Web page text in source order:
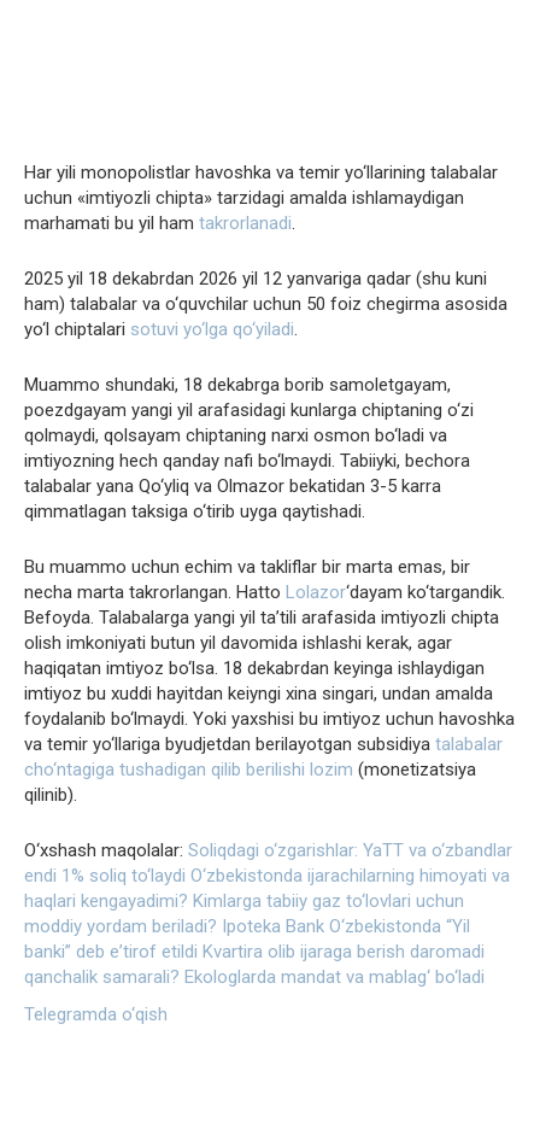
Har yili monopolistlar havoshka va temir yo‘llarining talabalar
uchun «imtiyozli chipta» tarzidagi amalda ishlamaydigan
marhamati bu yil ham takrorlanadi.
2025 yil 18 dekabrdan 2026 yil 12 yanvariga qadar (shu kuni
ham) talabalar va o‘quvchilar uchun 50 foiz chegirma asosida
yo‘l chiptalari sotuvi yo‘lga qo‘yiladi.
Muammo shundaki, 18 dekabrga borib samoletgayam,
poezdgayam yangi yil arafasidagi kunlarga chiptaning o‘zi
qolmaydi, qolsayam chiptaning narxi osmon bo‘ladi va
imtiyozning hech qanday nafi bo‘lmaydi. Tabiiyki, bechora
talabalar yana Qo‘yliq va Olmazor bekatidan 3-5 karra
qimmatlagan taksiga o‘tirib uyga qaytishadi.
Bu muammo uchun echim va takliflar bir marta emas, bir
necha marta takrorlangan. Hatto Lolazor‘dayam ko‘targandik.
Befoyda. Talabalarga yangi yil ta’tili arafasida imtiyozli chipta
olish imkoniyati butun yil davomida ishlashi kerak, agar
haqiqatan imtiyoz bo‘lsa. 18 dekabrdan keyinga ishlaydigan
imtiyoz bu xuddi hayitdan keiyngi xina singari, undan amalda
foydalanib bo‘lmaydi. Yoki yaxshisi bu imtiyoz uchun havoshka
va temir yo‘llariga byudjetdan berilayotgan subsidiya talabalar
cho‘ntagiga tushadigan qilib berilishi lozim (monetizatsiya
qilinib).
O‘xshash maqolalar: Soliqdagi o‘zgarishlar: YaTT va o‘zbandlar
endi 1% soliq to‘laydi O‘zbekistonda ijarachilarning himoyati va
haqlari kengayadimi? Kimlarga tabiiy gaz to‘lovlari uchun
moddiy yordam beriladi? Ipoteka Bank O‘zbekistonda “Yil
banki” deb eʼtirof etildi Kvartira olib ijaraga berish daromadi
qanchalik samarali? Ekologlarda mandat va mablag‘ bo‘ladi
Telegramda o‘qish